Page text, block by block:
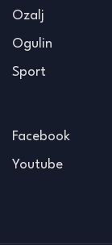
Ozalj
Ogulin
Sport
Facebook
Youtube